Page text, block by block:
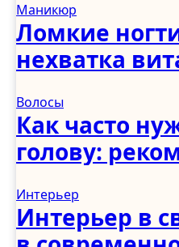
Маникюр
Ломкие
нехватка
условиях
Волосы
Как часто
голову:
Интерьер
Интерьер в